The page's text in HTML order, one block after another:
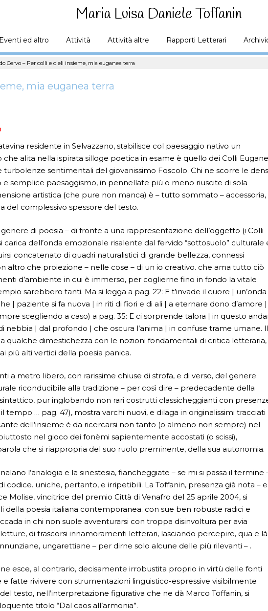
Maria Luisa Daniele Toffanin
Eventi ed altro Attività Attività altre Rapporti Letterari
Cervo – Per colli e cieli insieme, mia euganea terra
mia euganea terra
residente in Selvazzano, stabilisce col paesaggio nativo un
alita nella ispirata silloge poetica in esame è quello dei Colli
sentimentali del giovanissimo Foscolo. Chi ne scorre le
semplice paesaggismo, in pennellate più o meno riuscite di sola
artistica (che pure non manca) è – tutto sommato – accessoria,
del complessivo spessore del testo.
di poesia – di fronte a una rappresentazione dell’oggetto (i Colli
carica dell’onda emozionale risalente dal fervido “sottosuolo” culturale
concatenato di quadri naturalistici di grande bellezza, connessi
altro che proiezione – nelle cose – di un io creativo. che ama tutto ciò
d’ambiente in cui è immerso, per coglierne fino in fondo la vitale
sarebbero tanti. Ma si legga a pag. 22: E t’invade il cuore | un’onda
| paziente si fa nuova | in riti di fiori e di ali | a eternare dono d’amore
scegliendo a caso) a pag. 35: E ci sorprende talora | in questo
nebbia | dal profondo | che oscura l’anima | in confuse trame umane.
qualche dimestichezza con le nozioni fondamentali di critica letteraria,
più alti vertici della poesia panica.
a metro libero, con rarissime chiuse di strofa, e di verso, del genere
riconducibile alla tradizione – per così dire – predecadente della
pur inglobando non rari costrutti classicheggianti con
tempo … pag. 47), mostra varchi nuovi, e dilaga in originalissimi tracciati
dell’insieme è da ricercarsi non tanto (o almeno non sempre) nel
nel gioco dei fonèmi sapientemente accostati (o scissi),
che si riappropria del suo ruolo preminente, della sua autonomia.
l’analogia e la sinestesia, fiancheggiate – se mi si passa il termine
uniche, pertanto, e irripetibili. La Toffanin, presenza già nota – e
Molise, vincitrice del premio Città di Venafro del 25 aprile 2004, si
della poesia italiana contemporanea. con sue ben robuste radici e
in chi non suole avventurarsi con troppa disinvoltura per avia
di trascorsi innamoramenti letterari, lasciando percepire, qua e là
ungarettiane – per dirne solo alcune delle più rilevanti – .
esce, al contrario, decisamente irrobustita proprio in virtù delle fonti
fatte rivivere con strumentazioni linguistico-espressive visibilmente
testo, nell’interpretazione figurativa che ne dà Marco Toffanin, si
titolo “Dal caos all’armonia”.